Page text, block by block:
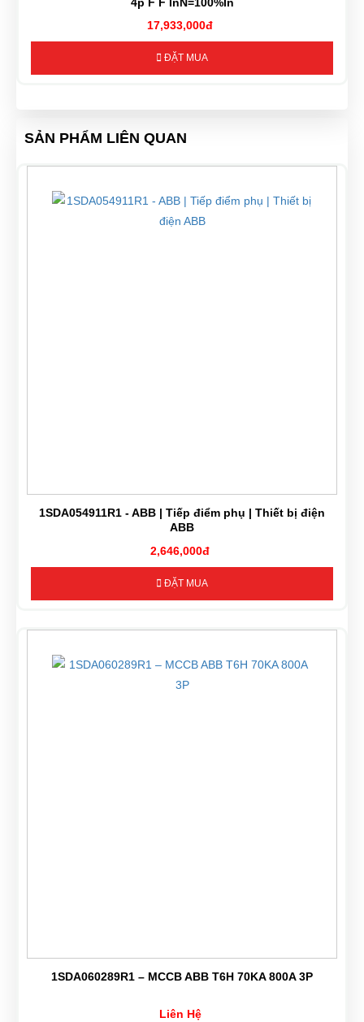
17,933,000đ
ĐẶT MUA
SẢN PHẨM LIÊN QUAN
1SDA054911R1 - ABB | Tiếp điểm phụ | Thiết bị điện
ABB
2,646,000đ
ĐẶT MUA
1SDA060289R1 – MCCB ABB T6H 70KA 800A 3P
Liên Hệ